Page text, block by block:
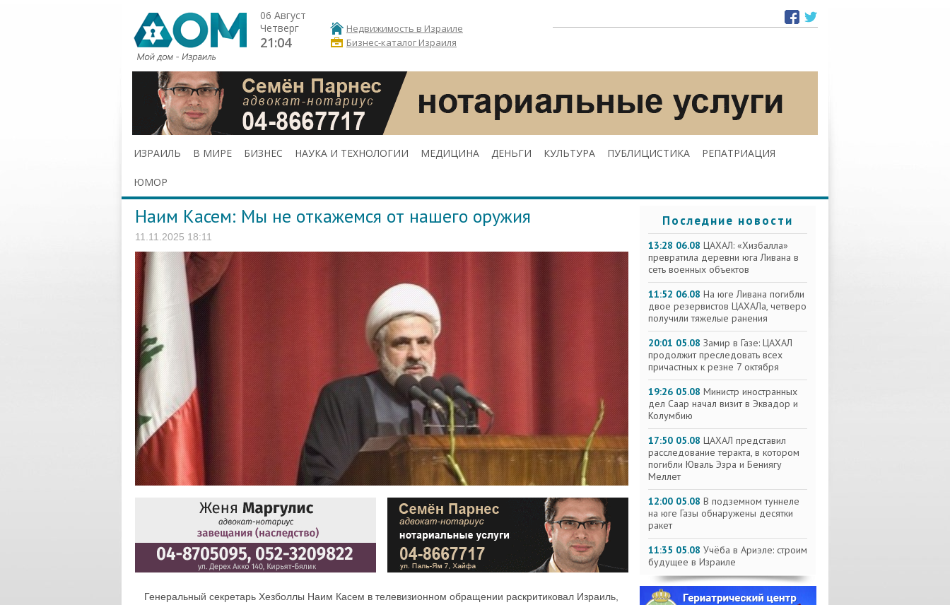
06 Август
Четверг
21:04
Недвижимость в Израиле
Бизнес-каталог Израиля
ИЗРАИЛЬ В МИРЕ БИЗНЕС НАУКА И ТЕХНОЛОГИИ МЕДИЦИНА ДЕНЬГИ КУЛЬТУРА ПУБЛИЦИСТИКА РЕПАТРИАЦИЯ
ЮМОР
Наим Касем: Мы не откажемся от нашего оружия
11.11.2025 18:11
Генеральный секретарь Хезболлы Наим Касем в телевизионном обращении раскритиковал Израиль,
Последние новости
13:28 06.08 ЦАХАЛ: «Хизбалла»
превратила деревни юга Ливана в
сеть военных объектов
11:52 06.08 На юге Ливана погибли
двое резервистов ЦАХАЛа, четверо
получили тяжелые ранения
20:01 05.08 Замир в Газе: ЦАХАЛ
продолжит преследовать всех
причастных к резне 7 октября
19:26 05.08 Министр иностранных
дел Саар начал визит в Эквадор и
Колумбию
17:50 05.08 ЦАХАЛ представил
расследование теракта, в котором
погибли Юваль Эзра и Бениягу
Меллет
12:00 05.08 В подземном туннеле
на юге Газы обнаружены десятки
ракет
11:35 05.08 Учёба в Ариэле: строим
будущее в Израиле